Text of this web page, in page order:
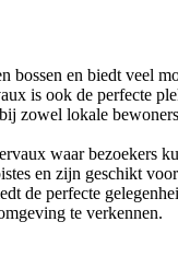
bossen en biedt veel
is ook de perfecte
zowel lokale
waar bezoekers
en zijn geschikt
de perfecte
te verkennen.